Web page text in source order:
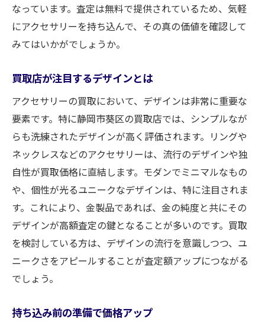
なっています。査定は無料で提供されているため、気軽
にアクセサリーを持ち込んで、その真の価値を確認して
みてはいかがでしょうか。
買取店が注目するデザインとは
アクセサリーの買取において、デザインは非常に重要な
要素です。特に静岡市葵区の買取店では、シンプルなが
らも洗練されたデザインが高く評価されます。リングや
ネックレスなどのアクセサリーは、流行のデザインや独
自性が買取価格に直結します。モダンでミニマルなもの
や、個性が光るユニークなデザインは、特に注目されま
す。これにより、金製品であれば、金の純度と共にその
デザインが高額査定の鍵となることが多いのです。買取
を検討している方は、デザインの流行を意識しつつ、ユ
ニークさをアピールすることが査定額アップにつながる
でしょう。
持ち込み前の準備で価格アップ